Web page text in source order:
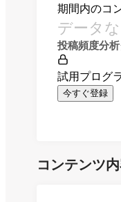
期間内のコ
データ
投稿頻度分
試用プログ
今すぐ登録
コンテンツ